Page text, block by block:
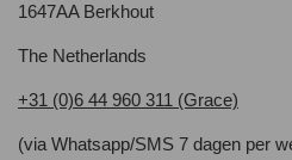
1647AA Berkhout
The Netherlands
+31 (0)6 44 960 311 (Grace)
(via Whatsapp/SMS 7 dagen per